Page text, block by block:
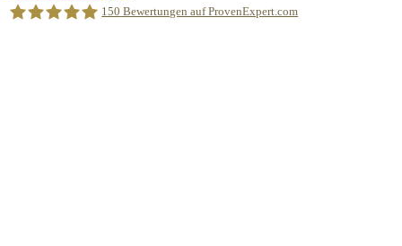
150 Bewertungen auf ProvenExpert.com